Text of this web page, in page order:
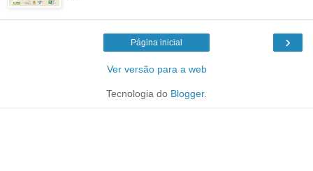
›
Página inicial
Ver versão para a web
Tecnologia do Blogger.